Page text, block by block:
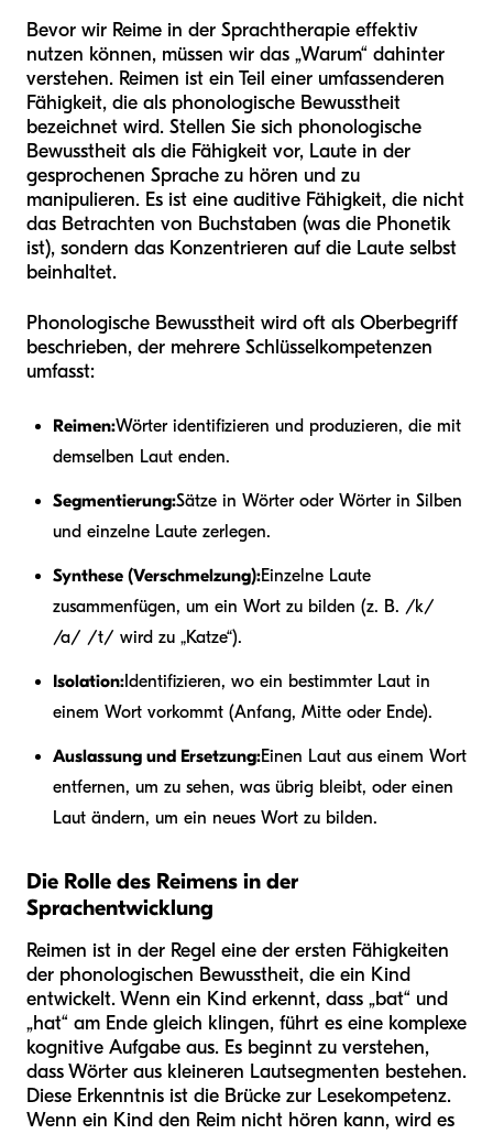
Bevor wir Reime in der Sprachtherapie effektiv
nutzen können, müssen wir das „Warum“ dahinter
verstehen. Reimen ist ein Teil einer umfassenderen
Fähigkeit, die als phonologische Bewusstheit
bezeichnet wird. Stellen Sie sich phonologische
Bewusstheit als die Fähigkeit vor, Laute in der
gesprochenen Sprache zu hören und zu
manipulieren. Es ist eine auditive Fähigkeit, die nicht
das Betrachten von Buchstaben (was die Phonetik
ist), sondern das Konzentrieren auf die Laute selbst
beinhaltet.
Phonologische Bewusstheit wird oft als Oberbegriff
beschrieben, der mehrere Schlüsselkompetenzen
umfasst:
Reimen:Wörter identifizieren und produzieren, die mit
demselben Laut enden.
Segmentierung:Sätze in Wörter oder Wörter in Silben
und einzelne Laute zerlegen.
Synthese (Verschmelzung):Einzelne Laute
zusammenfügen, um ein Wort zu bilden (z. B. /k/
/a/ /t/ wird zu „Katze“).
Isolation: Identifizieren, wo ein bestimmter Laut in
einem Wort vorkommt (Anfang, Mitte oder Ende).
Auslassung und Ersetzung:Einen Laut aus einem Wort
entfernen, um zu sehen, was übrig bleibt, oder einen
Laut ändern, um ein neues Wort zu bilden.
Die Rolle des Reimens in der
Sprachentwicklung
Reimen ist in der Regel eine der ersten Fähigkeiten
der phonologischen Bewusstheit, die ein Kind
entwickelt. Wenn ein Kind erkennt, dass „bat“ und
„hat“ am Ende gleich klingen, führt es eine komplexe
kognitive Aufgabe aus. Es beginnt zu verstehen,
dass Wörter aus kleineren Lautsegmenten bestehen.
Diese Erkenntnis ist die Brücke zur Lesekompetenz.
Wenn ein Kind den Reim nicht hören kann, wird es